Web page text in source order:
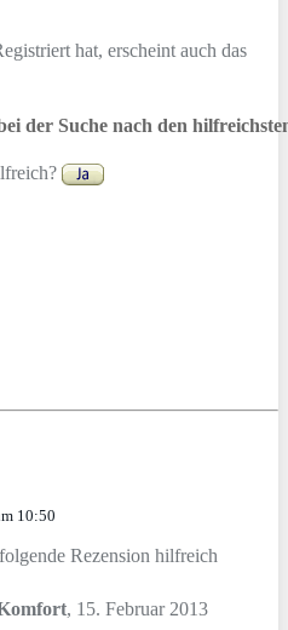
hat, erscheint auch das
der Suche nach den
10:50
Rezension hilfreich
, 15. Februar 2013